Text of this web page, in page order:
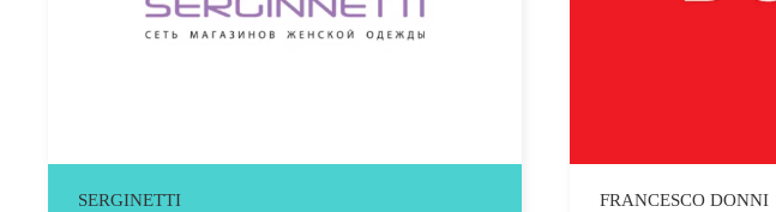
SERGINETTI FRANCESCO DONNI